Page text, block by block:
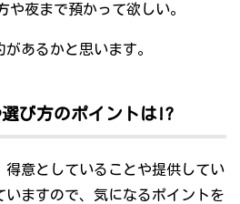
や夜まで預かって欲しい。
あるかと思います。
び方のポイントは!?
得意としていることや提供してい
いますので、気になるポイントを